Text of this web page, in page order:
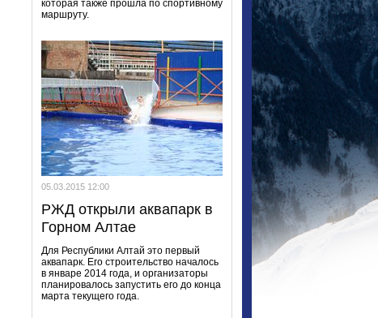
которая также прошла по спортивному
маршруту.
05.03.2015 12:00
РЖД открыли аквапарк в
Горном Алтае
Для Республики Алтай это первый
аквапарк. Его строительство началось
в январе 2014 года, и организаторы
планировалось запустить его до конца
марта текущего года.